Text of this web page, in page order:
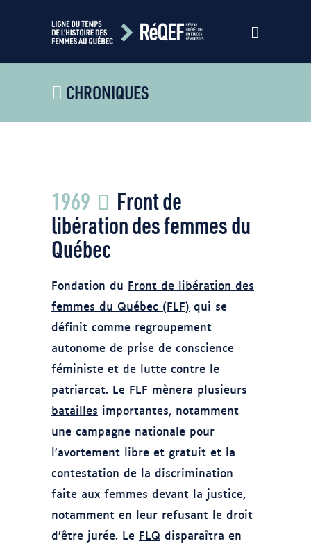
CHRONIQUES
Antoine Desilets (611396) Front de
libération des femmes du Québec du
Québec
1969 Front de
libération des femmes du
Québec
Fondation du Front de libération des
femmes du Québec (FLF) qui se
définit comme regroupement
autonome de prise de conscience
féministe et de lutte contre le
patriarcat. Le FLF mènera plusieurs
batailles importantes, notamment
une campagne nationale pour
l’avortement libre et gratuit et la
contestation de la discrimination
faite aux femmes devant la justice,
notamment en leur refusant le droit
d’être jurée. Le FLQ disparaîtra en